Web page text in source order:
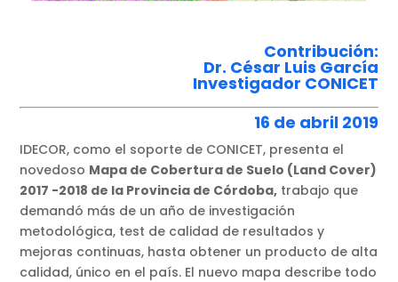
Contribución:
Dr. César Luis García
Investigador CONICET
16 de abril 2019
IDECOR, como el soporte de CONICET, presenta el
novedoso Mapa de Cobertura de Suelo (Land Cover)
2017 -2018 de la Provincia de Córdoba, trabajo que
demandó más de un año de investigación
metodológica, test de calidad de resultados y
mejoras continuas, hasta obtener un producto de alta
calidad, único en el país. El nuevo mapa describe todo